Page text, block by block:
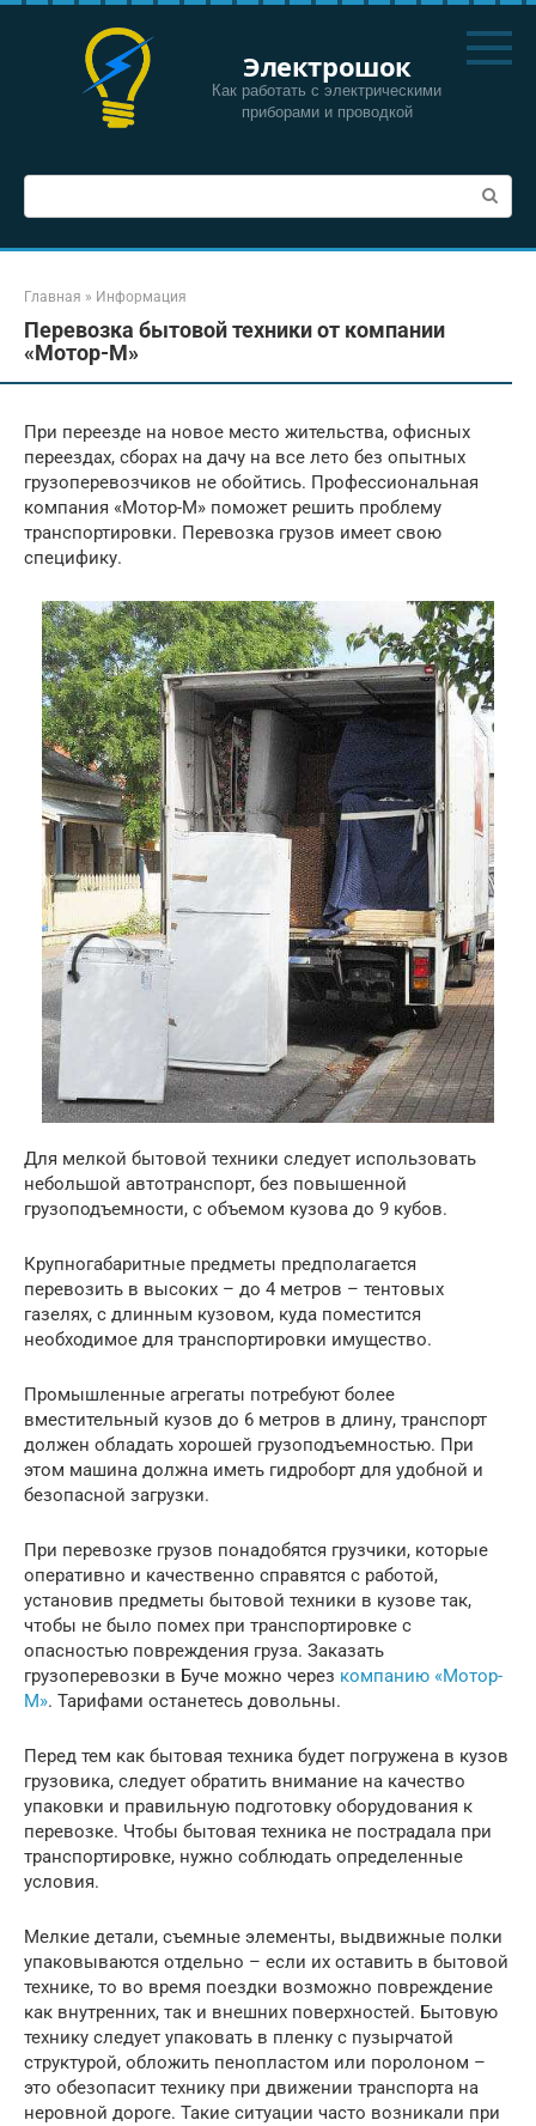
Перейти
Электрошок
Как работать с электрическими
приборами и проводкой
Поиск:
Главная » Информация
Перевозка бытовой техники от компании
«Мотор-М»
При переезде на новое место жительства, офисных
переездах, сборах на дачу на все лето без опытных
грузоперевозчиков не обойтись. Профессиональная
компания «Мотор-М» поможет решить проблему
транспортировки. Перевозка грузов имеет свою
специфику.
Для мелкой бытовой техники следует использовать
небольшой автотранспорт, без повышенной
грузоподъемности, с объемом кузова до 9 кубов.
Крупногабаритные предметы предполагается
перевозить в высоких – до 4 метров – тентовых
газелях, с длинным кузовом, куда поместится
необходимое для транспортировки имущество.
Промышленные агрегаты потребуют более
вместительный кузов до 6 метров в длину, транспорт
должен обладать хорошей грузоподъемностью. При
этом машина должна иметь гидроборт для удобной и
безопасной загрузки.
При перевозке грузов понадобятся грузчики, которые
оперативно и качественно справятся с работой,
установив предметы бытовой техники в кузове так,
чтобы не было помех при транспортировке с
опасностью повреждения груза. Заказать
грузоперевозки в Буче можно через компанию «Мотор-
М». Тарифами останетесь довольны.
Перед тем как бытовая техника будет погружена в кузов
грузовика, следует обратить внимание на качество
упаковки и правильную подготовку оборудования к
перевозке. Чтобы бытовая техника не пострадала при
транспортировке, нужно соблюдать определенные
условия.
Мелкие детали, съемные элементы, выдвижные полки
упаковываются отдельно – если их оставить в бытовой
технике, то во время поездки возможно повреждение
как внутренних, так и внешних поверхностей. Бытовую
технику следует упаковать в пленку с пузырчатой
структурой, обложить пенопластом или поролоном –
это обезопасит технику при движении транспорта на
неровной дороге. Такие ситуации часто возникали при